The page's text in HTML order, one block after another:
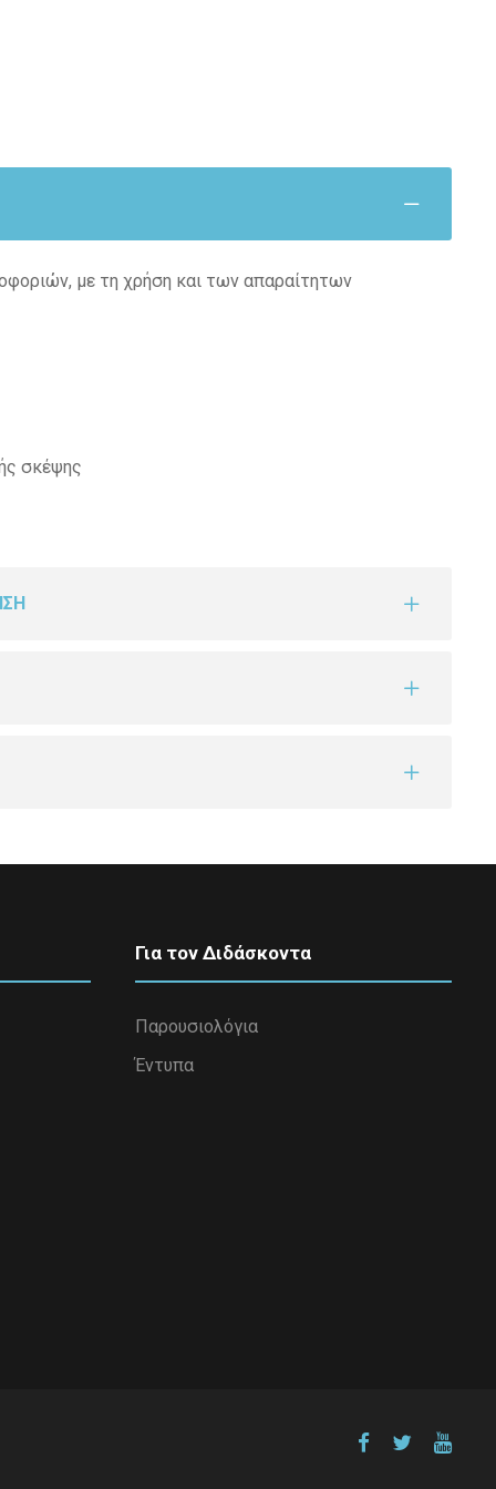
με τη χρήση και των απαραίτητων
σκέψης
Για τον Διδάσκοντα
Παρουσιολόγια
Έντυπα